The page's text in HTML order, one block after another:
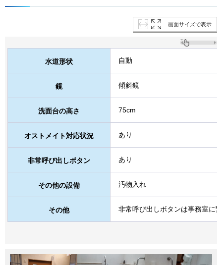
画面サイズで表示
水道形状 自動
鏡 傾斜鏡
洗面台の高さ 75cm
オストメイト対応状況 あり
非常呼び出しボタン あり
その他の設備 汚物入れ
その他 非常呼び出しボタンは事務室に